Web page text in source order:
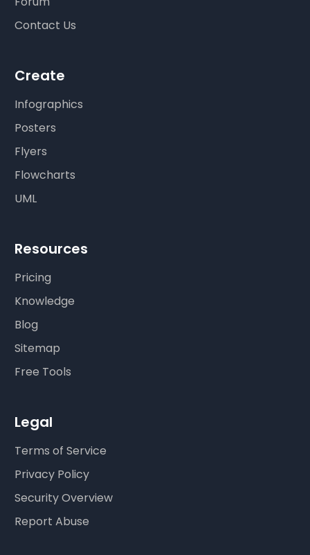
Contact Us
Create
Infographics
Posters
Flyers
Flowcharts
UML
Resources
Pricing
Knowledge
Blog
Sitemap
Free Tools
Legal
Terms of Service
Privacy Policy
Security Overview
Report Abuse